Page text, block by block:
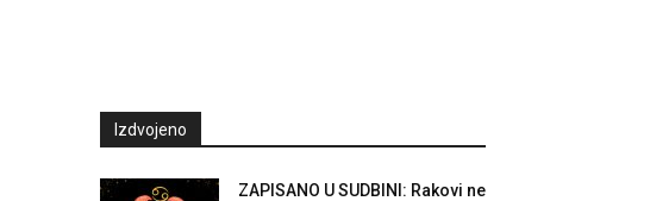
Izdvojeno
ZAPISANO U SUDBINI: Rakovi ne